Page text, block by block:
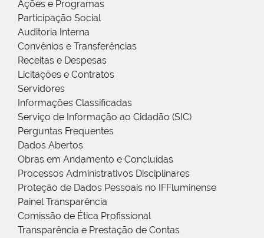
Ações e Programas
Participação Social
Auditoria Interna
Convênios e Transferências
Receitas e Despesas
Licitações e Contratos
Servidores
Informações Classificadas
Serviço de Informação ao Cidadão (SIC)
Perguntas Frequentes
Dados Abertos
Obras em Andamento e Concluídas
Processos Administrativos Disciplinares
Proteção de Dados Pessoais no IFFluminense
Painel Transparência
Comissão de Ética Profissional
Transparência e Prestação de Contas